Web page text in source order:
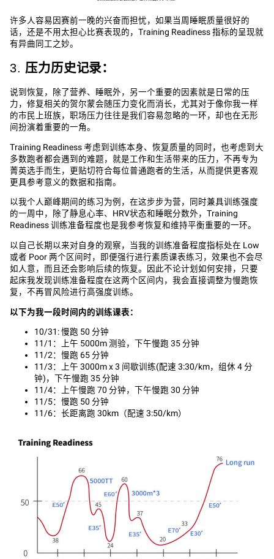
许多人容易因赛前一晚的兴奋而担忧，如果当周睡眠质量很好的
话，还是不用太担心比赛表现的，Training Readiness 指标的呈现就
有异曲同工之妙。
3. 压力历史记录：
说到恢复，除了营养、睡眠外，另一个重要的因素就是日常的压
力，修复相关的贺尔蒙会随压力变化而消长，尤其对于像你我一样
的市民上班族，职场压力往往是我们容易忽略的一环，却也在无形
间扮演着重要的一角。
Training Readiness 考虑到训练本身、恢复质量的同时，也考虑到大
多数跑者都会遇到的难题，就是工作和生活带来的压力，不再专为
菁英选手而生，更贴切符合每位普通跑者的生活，从而提供更客观
更具参考意义的数据和指南。
以我个人巅峰期间的练习为例，在这步步为营，同时兼具训练强度
的一周中，除了静息心率、HRV状态和睡眠分数外，Training
Readiness 训练准备程度也是我参考恢复和维持平衡重要的一环。
以自己长期以来对自身的观察，当我的训练准备程度指标处在 Low
或者 Poor 两个区间时，即便强行进行素质课表练习，效果也不会尽
如人意，而且还会影响后续的恢复。因此不论计划如何安排，只要
起床我发现训练准备程度在这两个区间内，我会直接调整为慢跑恢
复，不再冒风险进行高强度训练。
以下为我一段时间内的训练课表：
10/31: 慢跑 50 分钟
11/1：上午 5000m 测验，下午慢跑 35 分钟
11/2：慢跑 65 分钟
11/3：上午 3000m x 3 间歇训练(配速 3:30/km，组休 4 分
钟)，下午慢跑 35 分钟
11/4：上午慢跑 70 分钟，下午慢跑 30 分钟
11/5：慢跑 50 分钟
11/6：长距离跑 30km（配速 3:50/km）